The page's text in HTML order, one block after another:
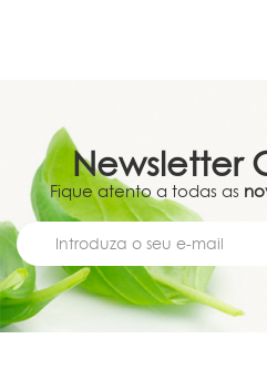
Newsletter
Fique atento a todas as